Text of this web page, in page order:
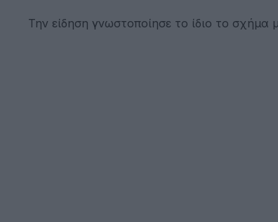
Την είδηση γνωστοποίησε το ίδιο το